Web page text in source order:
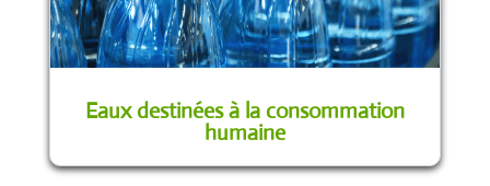
Eaux destinées à la consommation
humaine